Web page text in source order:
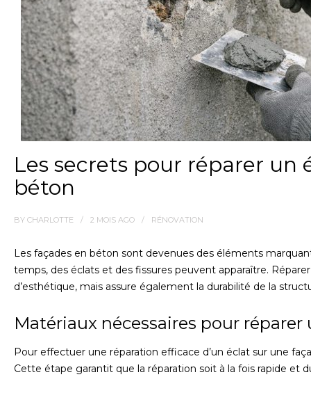
Les secrets pour réparer un
béton
BY CHARLOTTE 2 MOIS AGO RÉNOVATION
Les façades en béton sont devenues des éléments
temps, des éclats et des fissures peuvent apparaître.
d’esthétique, mais assure également la durabilité de la
Matériaux nécessaires pour réparer
Pour effectuer une réparation efficace d’un éclat sur une
Cette étape garantit que la réparation soit à la fois rapide et